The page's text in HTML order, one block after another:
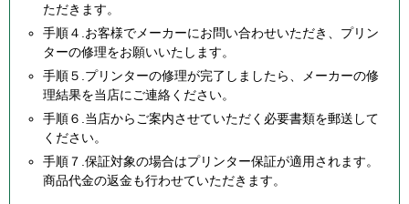
ただきます。
手順４.お客様でメーカーにお問い合わせいただき、プリン
ターの修理をお願いいたします。
手順５.プリンターの修理が完了しましたら、メーカーの修
理結果を当店にご連絡ください。
手順６.当店からご案内させていただく必要書類を郵送して
ください。
手順７.保証対象の場合はプリンター保証が適用されます。
商品代金の返金も行わせていただきます。